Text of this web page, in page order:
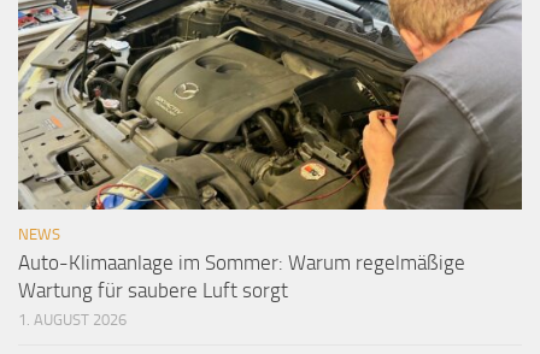
NEWS
Auto-Klimaanlage im Sommer: Warum regelmäßige
Wartung für saubere Luft sorgt
1. AUGUST 2026